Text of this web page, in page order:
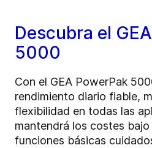
Descubra el
5000
Con el GEA PowerPak
rendimiento diario fiable,
flexibilidad en todas las
mantendrá los costes
funciones básicas